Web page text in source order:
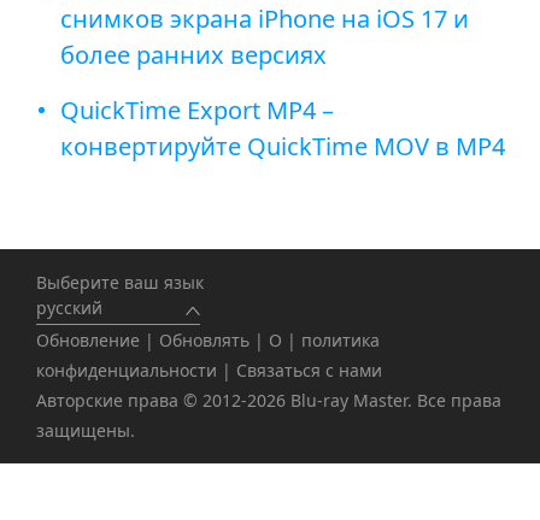
снимков экрана iPhone на iOS 17 и
более ранних версиях
QuickTime Export MP4 –
конвертируйте QuickTime MOV в MP4
Обновление | Обновлять | О | политика
конфиденциальности | Связаться с нами
Авторские права © 2012-2026 Blu-ray Master. Все права
защищены.
Выберите ваш язык
русский